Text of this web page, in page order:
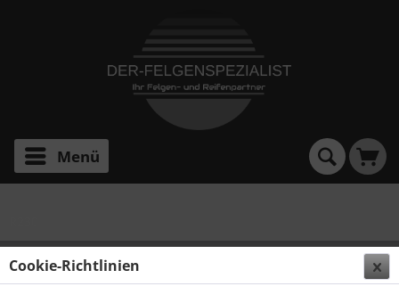
Menü
ADVANCE WHEELS R230 9,5X20 5X120 ET25 MATT
GUNMETAL POLISHED LIP
Cookie-Richtlinien